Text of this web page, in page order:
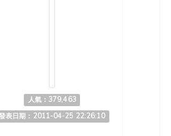
人氣：379,463
表日期：2011-04-25 22:26:10